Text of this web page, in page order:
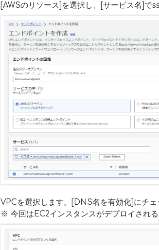
[AWSのリソース]を選択し、[サービス名]で
VPCを選択します。[DNS名を有効化]にチ
※ 今回はEC2インスタンスがデプロイされ